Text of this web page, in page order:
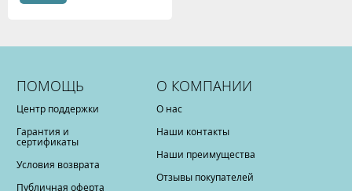
ПОМОЩЬ
Центр поддержки
Гарантия и
сертификаты
Условия возврата
Публичная оферта
О КОМПАНИИ
О нас
Наши контакты
Наши преимущества
Отзывы покупателей